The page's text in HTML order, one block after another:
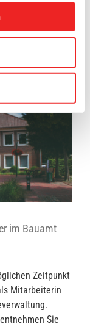
im Bauamt
Zeitpunkt
Mitarbeiterin
Sie